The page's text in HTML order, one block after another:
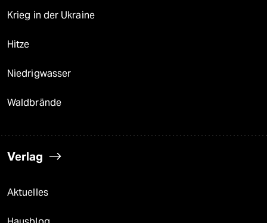
Krieg in der Ukraine
Hitze
Niedrigwasser
Waldbrände
Verlag
Aktuelles